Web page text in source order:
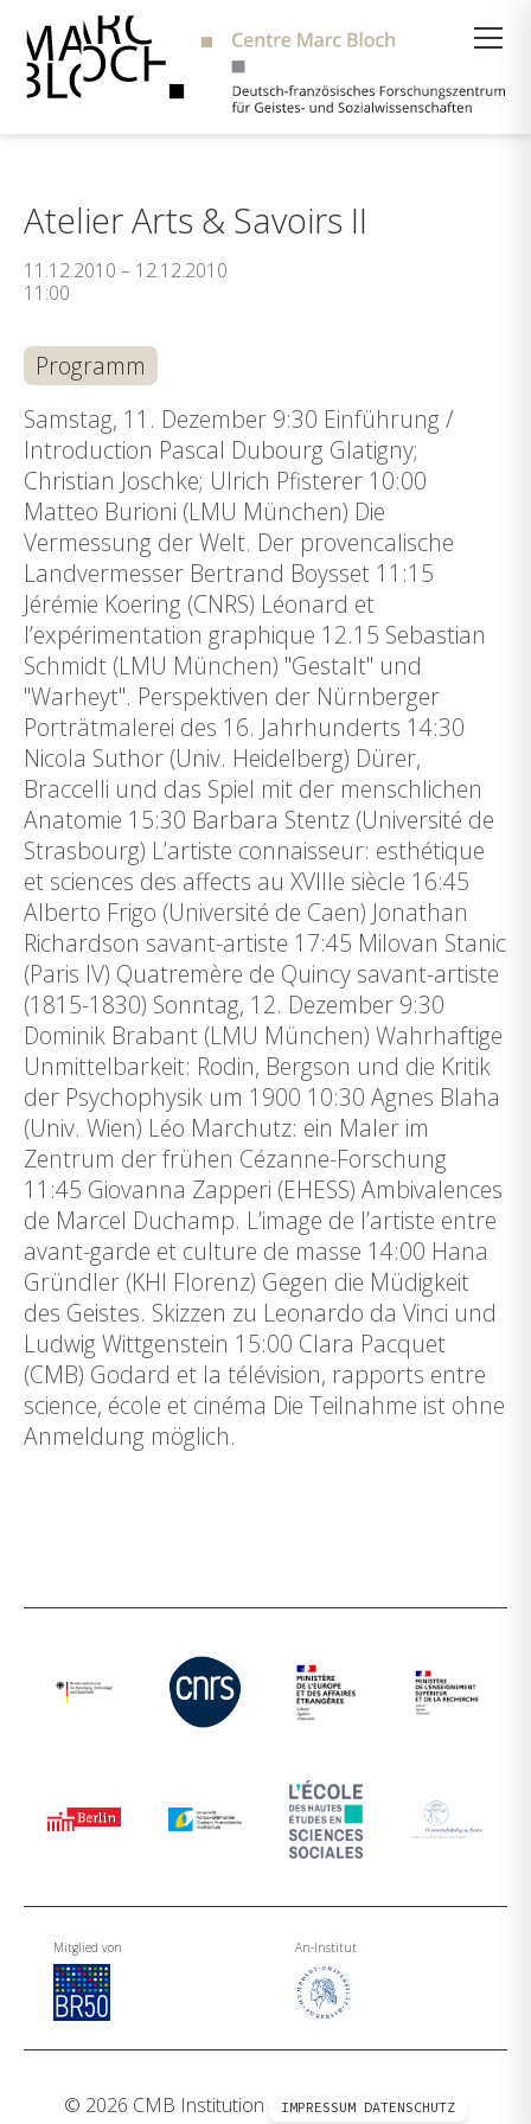
Atelier Arts & Savoirs II
11.12.2010 – 12.12.2010
11:00
Programm
Samstag, 11. Dezember 9:30 Einführung /
Introduction Pascal Dubourg Glatigny;
Christian Joschke; Ulrich Pfisterer 10:00
Matteo Burioni (LMU München) Die
Vermessung der Welt. Der provencalische
Landvermesser Bertrand Boysset 11:15
Jérémie Koering (CNRS) Léonard et
l’expérimentation graphique 12.15 Sebastian
Schmidt (LMU München) "Gestalt" und
"Warheyt". Perspektiven der Nürnberger
Porträtmalerei des 16. Jahrhunderts 14:30
Nicola Suthor (Univ. Heidelberg) Dürer,
Braccelli und das Spiel mit der menschlichen
Anatomie 15:30 Barbara Stentz (Université de
Strasbourg) L’artiste connaisseur: esthétique
et sciences des affects au XVIIIe siècle 16:45
Alberto Frigo (Université de Caen) Jonathan
Richardson savant-artiste 17:45 Milovan Stanic
(Paris IV) Quatremère de Quincy savant-artiste
(1815-1830) Sonntag, 12. Dezember 9:30
Dominik Brabant (LMU München) Wahrhaftige
Unmittelbarkeit: Rodin, Bergson und die Kritik
der Psychophysik um 1900 10:30 Agnes Blaha
(Univ. Wien) Léo Marchutz: ein Maler im
Zentrum der frühen Cézanne-Forschung
11:45 Giovanna Zapperi (EHESS) Ambivalences
de Marcel Duchamp. L’image de l’artiste entre
avant-garde et culture de masse 14:00 Hana
Gründler (KHI Florenz) Gegen die Müdigkeit
des Geistes. Skizzen zu Leonardo da Vinci und
Ludwig Wittgenstein 15:00 Clara Pacquet
(CMB) Godard et la télévision, rapports entre
science, école et cinéma Die Teilnahme ist ohne
Anmeldung möglich.
Mitglied von An-Institut
© 2026 CMB Institution IMPRESSUM DATENSCHUTZ